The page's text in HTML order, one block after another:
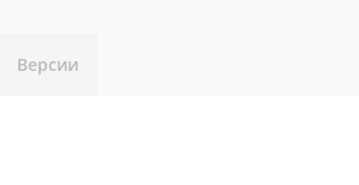
Версии